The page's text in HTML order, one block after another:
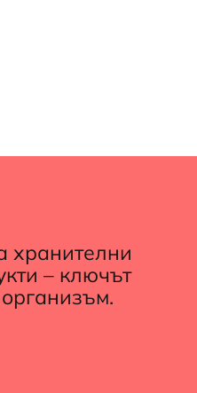
хранителни
– ключът